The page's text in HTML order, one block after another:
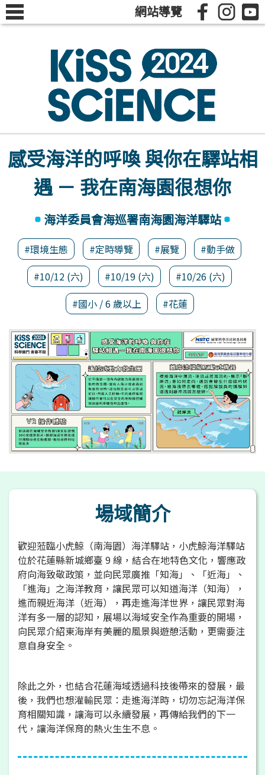
網站導覽
感受海洋的呼喚 與你在驛站相
遇 － 我在南海園很想你
海洋委員會海巡署南海園海洋驛站
#環境生態 #定時導覽 #展覽
#動手做
#10/12 (六)
#10/19 (六)
#10/26 (六)
#國小 / 6 歲以上
#花蓮
場域簡介
歡迎蒞臨小虎鯨（南海園）海洋驛站，小虎鯨海洋驛站
位於花蓮縣新城鄉臺 9 線，結合在地特色文化，響應政
府向海致敬政策，並向民眾廣推「知海」、「近海」、
「進海」之海洋教育，讓民眾可以知道海洋（知海），
進而親近海洋（近海），再走進海洋世界，讓民眾對海
洋有多一層的認知，展場以海域安全作為重要的開場，
向民眾介紹東海岸有美麗的風景與遊憩活動，更需要注
意自身安全。
除此之外，也結合花蓮海域透過科技後帶來的發展，最
後，我們也想灌輸民眾：走進海洋時，切勿忘記海洋保
育相關知識，讓海可以永續發展，再傳給我們的下一
代，讓海洋保育的熱火生生不息。